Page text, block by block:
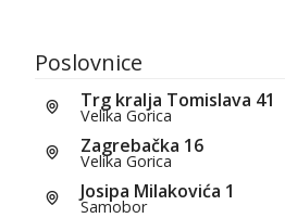
Poslovnice
Trg kralja Tomislava 41
Velika Gorica
Zagrebačka 16
Velika Gorica
Josipa Milakovića 1
Samobor